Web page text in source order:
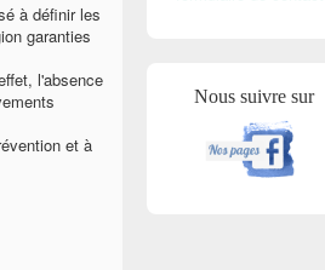
à définir les
garanties
l'absence
et à
Nous suivre sur